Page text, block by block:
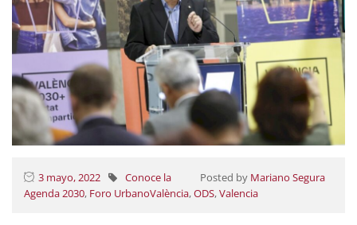
3 mayo, 2022 Posted by Mariano Segura
Conoce la
Agenda 2030, Foro UrbanoValència,ODS,Valencia